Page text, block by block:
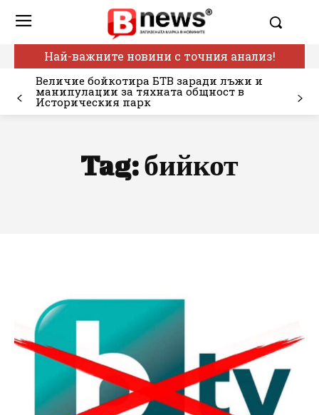
Най-важните новини с точния анализ!
Величие бойкотира БТВ заради лъжи и
манипулации за тяхната общност в
Историческия парк
Tag:бийкот